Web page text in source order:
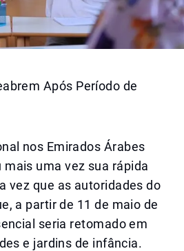
Após Período de
nos Emirados Árabes
uma vez sua rápida
vez que as autoridades do
a partir de 11 de maio de
seria retomado em
e jardins de infância.